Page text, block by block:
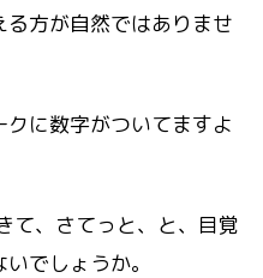
る方が自然ではありませ
に数字がついてますよ
て、さてっと、と、目覚
でしょうか。